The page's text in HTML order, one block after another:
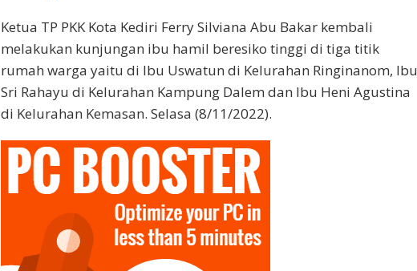
Ketua TP PKK Kota Kediri Ferry Silviana Abu Bakar kembali
melakukan kunjungan ibu hamil beresiko tinggi di tiga titik
rumah warga yaitu di Ibu Uswatun di Kelurahan Ringinanom, Ibu
Sri Rahayu di Kelurahan Kampung Dalem dan Ibu Heni Agustina
di Kelurahan Kemasan. Selasa (8/11/2022).